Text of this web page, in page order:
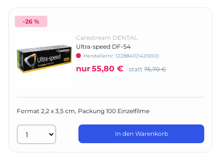
-26 %
Carestream DENTAL
Ultra-speed DF-54
Herstellernr: 1228840(1421650)
nur55,80 € statt 75,70 €
Format 2,2 x 3,5 cm, Packung 100 Einzelfilme
In den Warenkorb